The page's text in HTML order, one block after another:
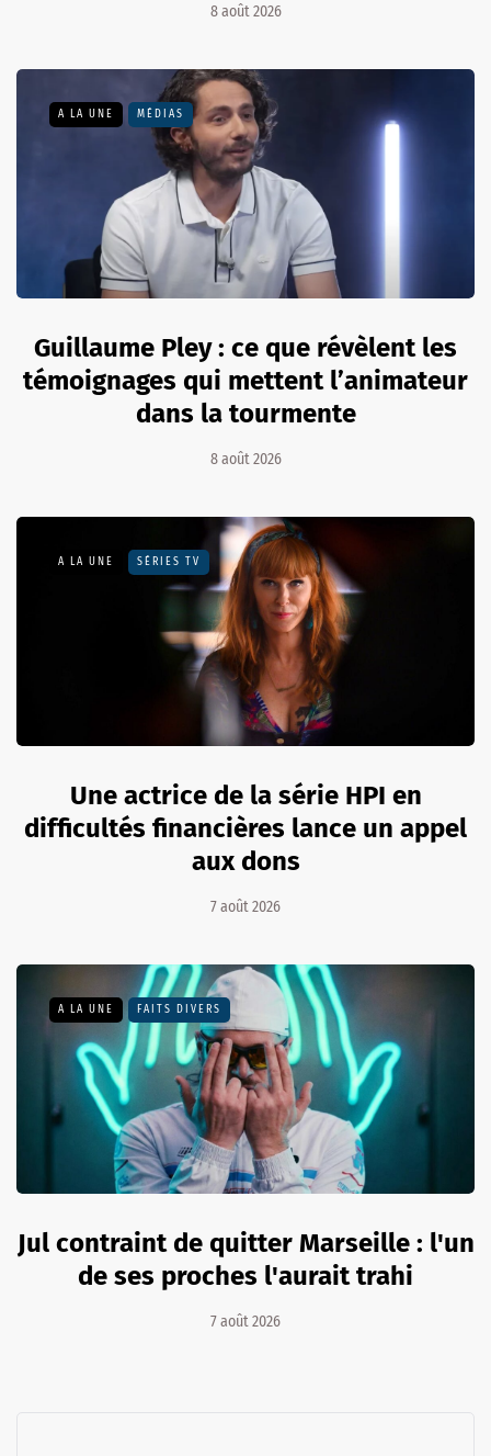
8 août 2026
A LA UNE MÉDIAS
Guillaume Pley : ce que révèlent les
témoignages qui mettent l’animateur
dans la tourmente
8 août 2026
A LA UNE SÉRIES TV
Une actrice de la série HPI en
difficultés financières lance un appel
aux dons
7 août 2026
A LA UNE FAITS DIVERS
Jul contraint de quitter Marseille : l'un
de ses proches l'aurait trahi
7 août 2026